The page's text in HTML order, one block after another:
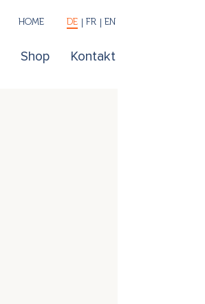
Shop Kontakt
HOME DE FR EN